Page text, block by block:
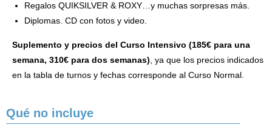
Regalos QUIKSILVER & ROXY…y muchas sorpresas más.
Diplomas. CD con fotos y video.
Suplemento y precios del Curso Intensivo (185€ para una
semana, 310€ para dos semanas), ya que los precios indicados
en la tabla de turnos y fechas corresponde al Curso Normal.
Qué no incluye